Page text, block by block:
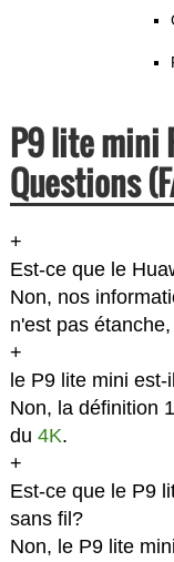
P9 lite mini
Questions
+
Est-ce que le
Non, nos
n'est pas
+
le P9 lite mini est-
Non, la définition
du 4K.
+
Est-ce que le P9
sans fil?
Non, le P9 lite